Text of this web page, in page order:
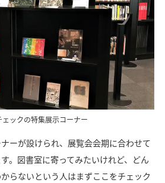
ックの特集展示コーナー
ーが設けられ、展覧会会期に合わせて
。図書室に寄ってみたいけれど、どん
らないという人はまずここをチェック